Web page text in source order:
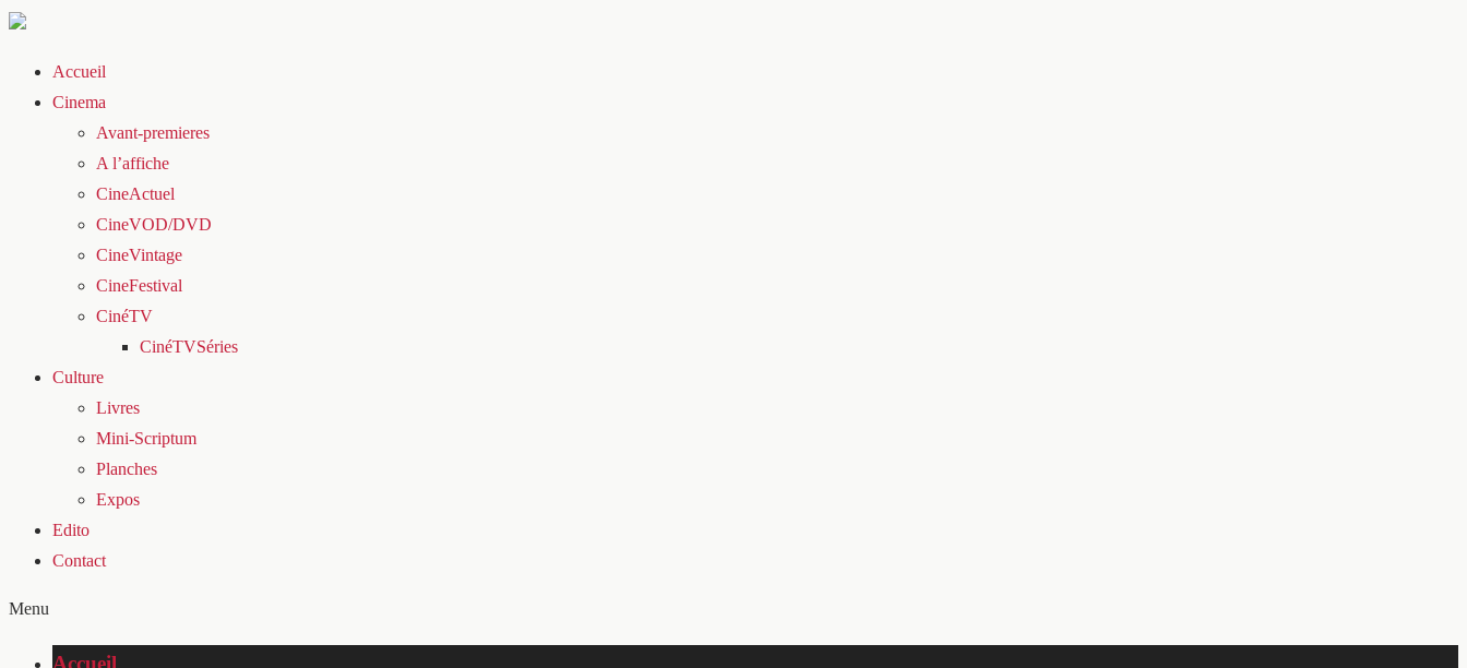
Accueil
Cinema
Avant-premieres
A l’affiche
CineActuel
CineVOD/DVD
CineVintage
CineFestival
CinéTV
CinéTVSéries
Culture
Livres
Mini-Scriptum
Planches
Expos
Edito
Contact
Menu
Accueil